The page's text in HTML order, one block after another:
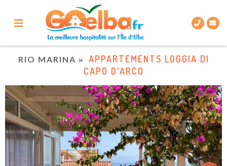
RIO MARINA
APPARTEMENTS LOGGIA DI
CAPO D'ARCO